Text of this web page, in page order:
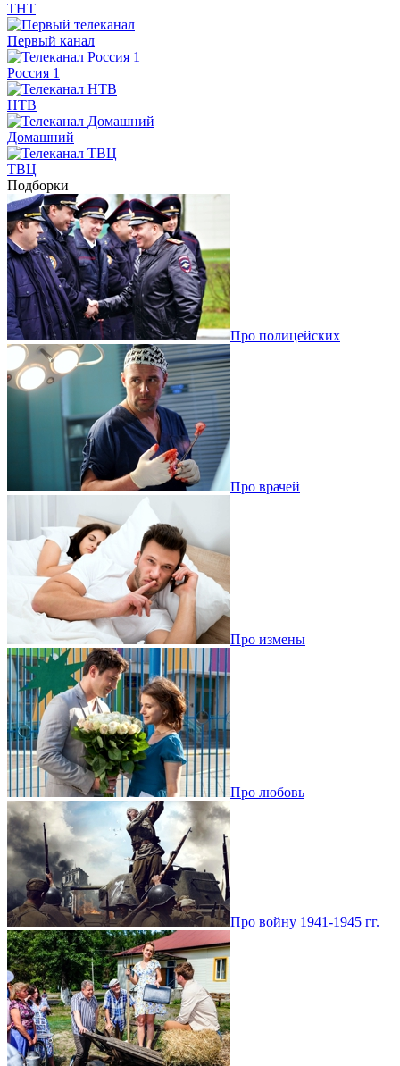
ТНТ
Первый канал
Россия 1
НТВ
Домашний
ТВЦ
Подборки
Про полицейских
Про врачей
Про измены
Про любовь
Про войну 1941-1945 гг.